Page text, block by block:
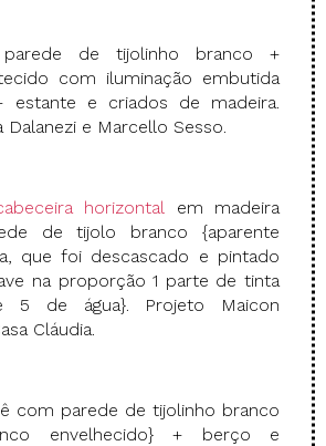
de tijolinho branco +
com iluminação embutida
e criados de madeira.
e Marcello Sesso.
horizontal em madeira
de tijolo branco {aparente
que foi descascado e pintado
na proporção 1 parte de tinta
5 de água}. Projeto Maicon
Cláudia.
com parede de tijolinho branco
envelhecido} + berço e